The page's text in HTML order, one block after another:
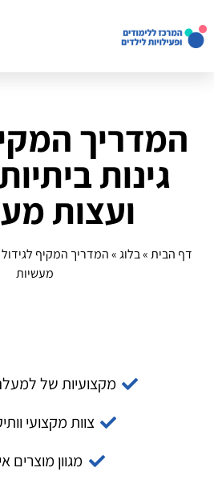
המדריך
גינות
ועצות
דף הבית»בלוג»המדריך המקיף לגידול
מעשיות
מקצועיות של למעלה מ-
צוות מקצועי
מגוון מוצרים